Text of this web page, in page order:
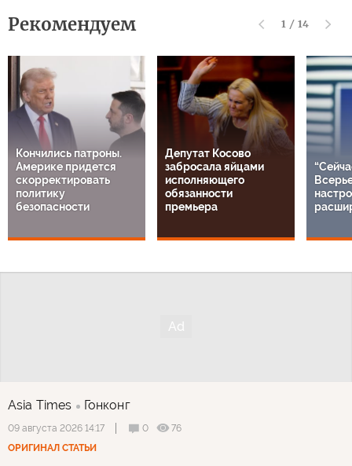
Рекомендуем 1 / 14
Кончились патроны.
Америке придется
скорректировать
политику
безопасности
Депутат Косово
забросала яйцами
исполняющего
обязанности
премьера
Asia Times Гонконг
09 августа 2026 14:17 0
76
ОРИГИНАЛ СТАТЬИ